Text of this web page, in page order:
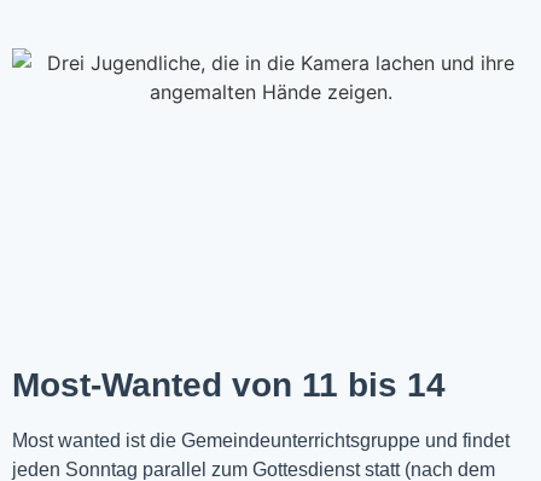
Most-Wanted von 11 bis 14
Most wanted ist die Gemeindeunterrichtsgruppe und findet
jeden Sonntag parallel zum Gottesdienst statt (nach dem